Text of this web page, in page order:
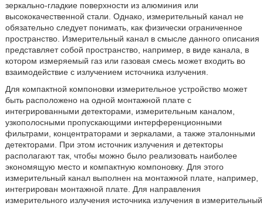
зеркально-гладкие поверхности из алюминия или
высококачественной стали. Однако, измерительный канал не
обязательно следует понимать, как физически ограниченное
пространство. Измерительный канал в смысле данного описания
представляет собой пространство, например, в виде канала, в
котором измеряемый газ или газовая смесь может входить во
взаимодействие с излучением источника излучения.
Для компактной компоновки измерительное устройство может
быть расположено на одной монтажной плате с
интегрированными детекторами, измерительным каналом,
узкополосными пропускающими интерференционными
фильтрами, концентраторами и зеркалами, а также эталонными
детекторами. При этом источник излучения и детекторы
располагают так, чтобы можно было реализовать наиболее
экономящую место и компактную компоновку. Для этого
измерительный канал выполнен на монтажной плате, например,
интегрирован монтажной плате. Для направления
измерительного излучения источника излучения в измерительный